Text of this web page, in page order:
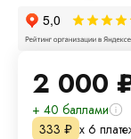
2 000
+ 40 баллами
333 ₽ х 6